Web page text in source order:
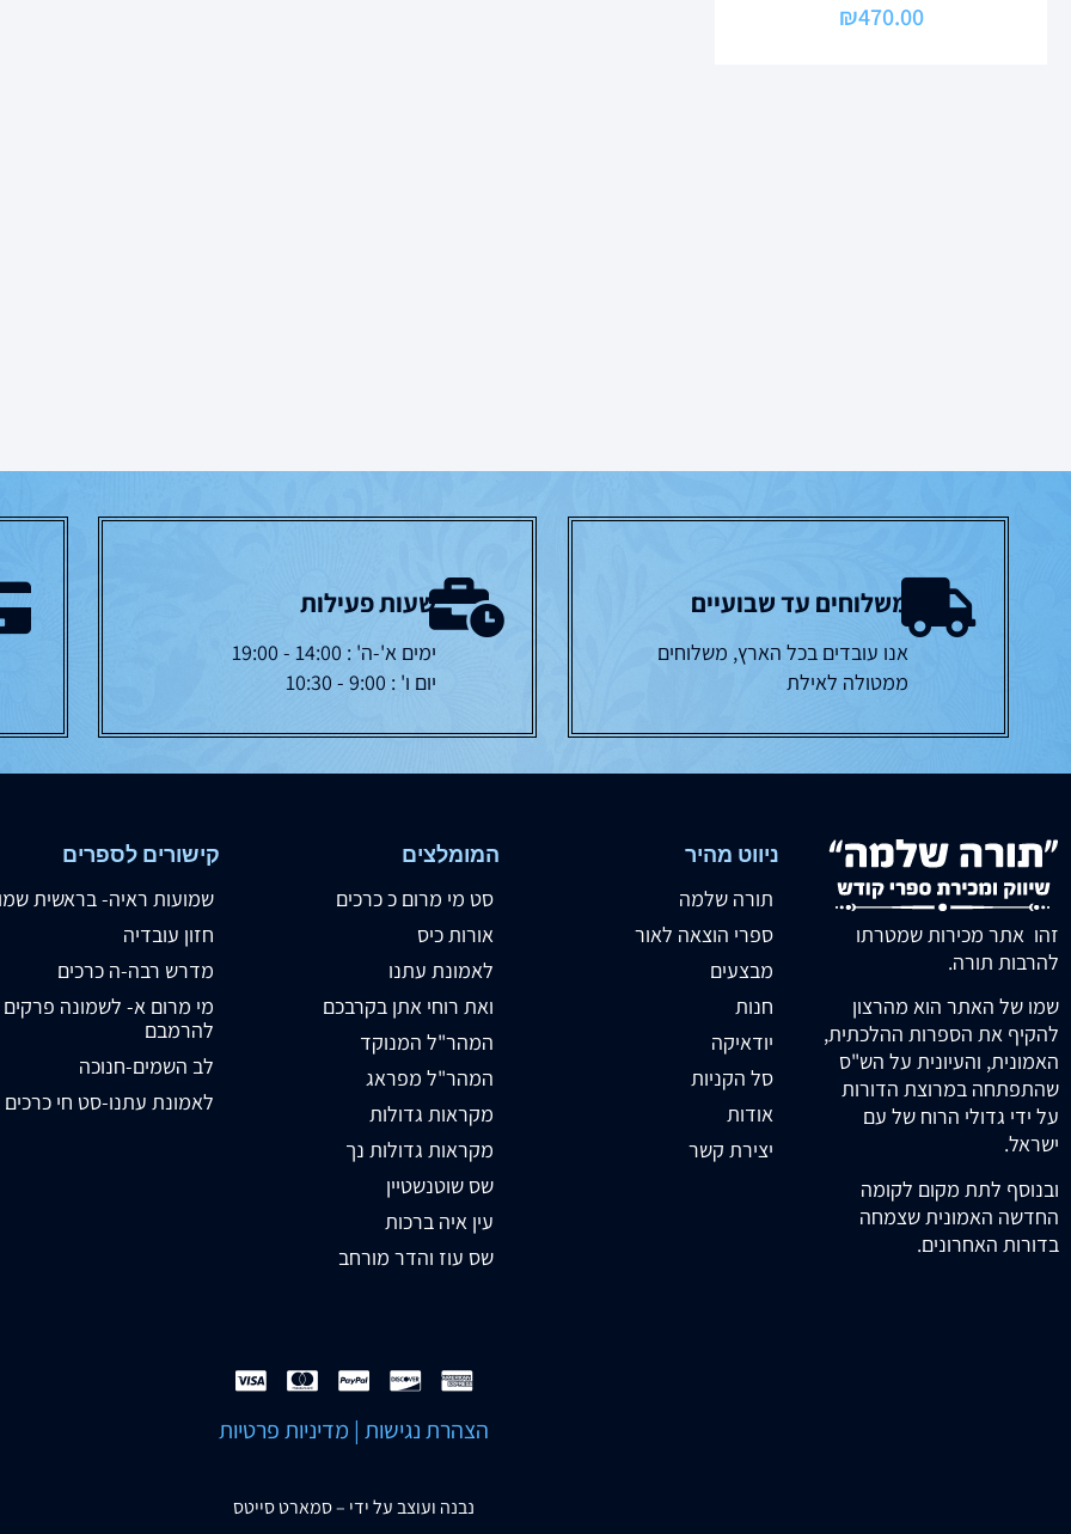
₪470.00
משלוחים עד שבועיים
אנו עובדים בכל הארץ, משלוחים
ממטולה לאילת
שעות פעילות
ימים א'-ה' : 14:00 - 19:00
יום ו' : 9:00 - 10:30
זהו אתר מכירות שמטרתו
להרבות תורה.
שמו של האתר הוא מהרצון
להקיף את הספרות ההלכתית,
האמונית, והעיונית על הש"ס
שהתפתחה במרוצת הדורות
על ידי גדולי הרוח של עם
ישראל.
ובנוסף לתת מקום לקומה
החדשה האמונית שצמחה
בדורות האחרונים.
ניווט מהיר
תורה שלמה
ספרי הוצאה לאור
מבצעים
חנות
יודאיקה
סל הקניות
אודות
יצירת קשר
המומלצים
סט מי מרום כ כרכים
אורות כיס
לאמונת עתנו
ואת רוחי אתן בקרבכם
המהר"ל המנוקד
המהר"ל מפראג
מקראות גדולות
מקראות גדולות נך
שס שוטנשטיין
עין איה ברכות
שס עוז והדר מורחב
קישורים לספרים
שמועות ראיה- בראשית
חזון עובדיה
מדרש רבה-ה כרכים
מי מרום א- לשמונה פרקים
להרמבם
לב השמים-חנוכה
לאמונת עתנו-סט חי כרכים
הצהרת נגישות | מדיניות פרטיות
נבנה ועוצב על ידי –סמארט סייטס